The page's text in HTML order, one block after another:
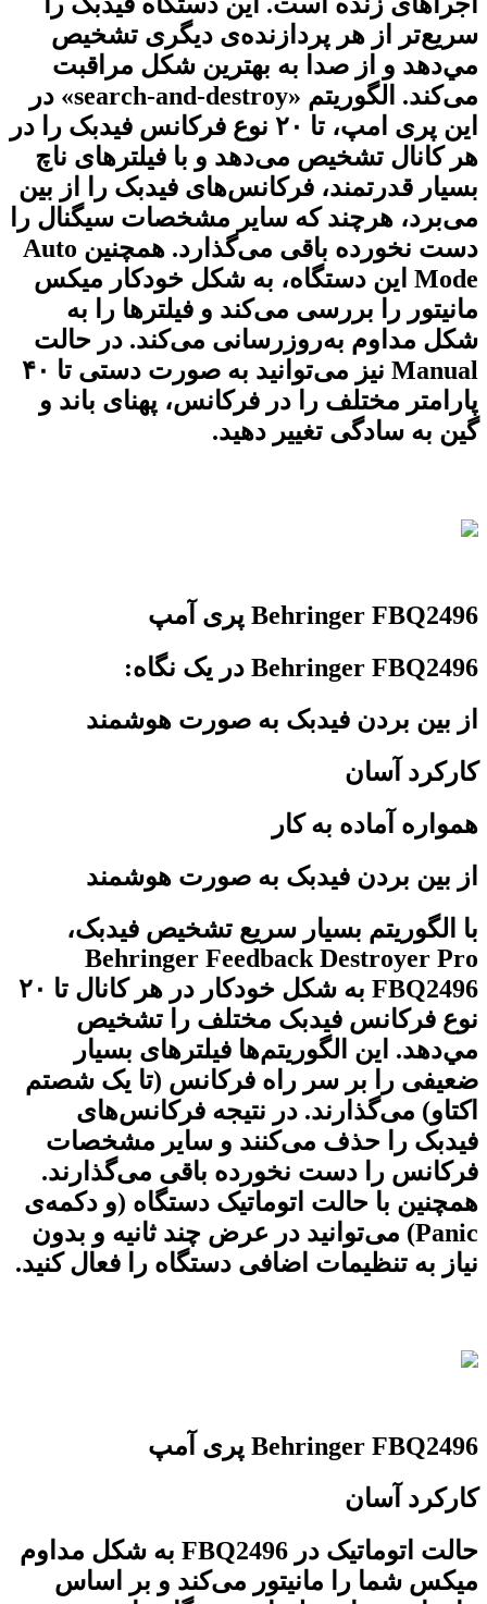
سریع‌تر از هر پردازنده‌ی دیگری تشخیص
مي‌دهد و از صدا به بهترین شکل مراقبت
می‌کند. الگوریتم «search-and-destroy» در
این پری امپ، تا ۲۰ نوع فرکانس فیدبک را در
هر کانال تشخیص می‌دهد و با فیلترهای ناچ
بسیار قدرتمند، فرکانس‌های فیدبک را از بین
می‌برد، هرچند که سایر مشخصات سیگنال را
دست نخورده باقی می‌گذارد. همچنین Auto
Mode این دستگاه، به شکل خودکار میکس
مانیتور را بررسی می‌کند و فیلترها را به
شکل مداوم به‌روزرسانی می‌کند. در حالت
Manual نیز می‌توانید به صورت دستی تا ۴۰
پارامتر مختلف را در فرکانس، پهنای باند و
گین به سادگی تغییر دهید.
Behringer FBQ2496 پری آمپ
Behringer FBQ2496 در یک نگاه:
از بین بردن فیدبک به صورت هوشمند
کارکرد آسان
همواره آماده به کار
از بین بردن فیدبک به صورت هوشمند
با الگوریتم بسیار سریع تشخیص فیدبک،
Behringer Feedback Destroyer Pro
FBQ2496 به شکل خودکار در هر کانال تا ۲۰
نوع فرکانس فیدبک مختلف را تشخیص
مي‌دهد. این الگوریتم‌ها فیلترهای بسیار
ضعیفی را بر سر راه فرکانس (تا یک شصتم
اکتاو) می‌گذارند. در نتیجه فرکانس‌های
فیدبک را حذف می‌کنند و سایر مشخصات
فرکانس را دست نخورده باقی می‌گذارند.
همچنین با حالت اتوماتیک دستگاه (و دکمه‌ی
Panic) می‌توانید در عرض چند ثانیه و بدون
نیاز به تنظیمات اضافی دستگاه را فعال کنید.
Behringer FBQ2496 پری آمپ
کارکرد آسان
حالت اتوماتیک در FBQ2496 به شکل مداوم
میکس شما را مانیتور می‌کند و بر اساس